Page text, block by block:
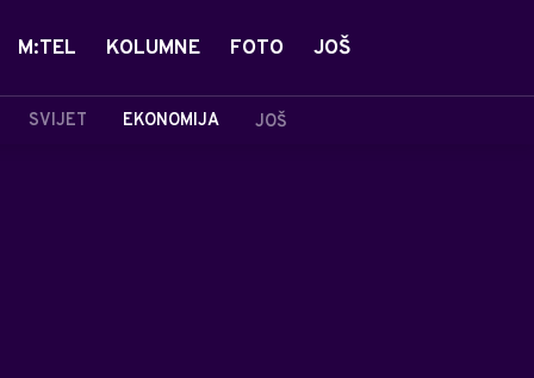
SVIJET EKONOMIJA JOŠ
M:TEL KOLUMNE FOTO JOŠ